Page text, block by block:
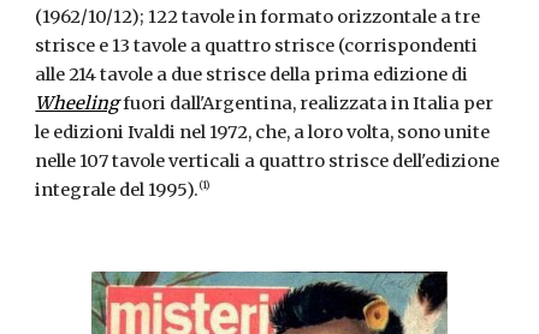
(1962/10/12); 122 tavole in formato orizzontale a tre
strisce e 13 tavole a quattro strisce (corrispondenti
alle 214 tavole a due strisce della prima edizione di
Wheelingfuori dall'Argentina, realizzata in Italia per
le edizioni Ivaldi nel 1972, che, a loro volta, sono unite
nelle 107 tavole verticali a quattro strisce dell'edizione
integrale del 1995).(1)